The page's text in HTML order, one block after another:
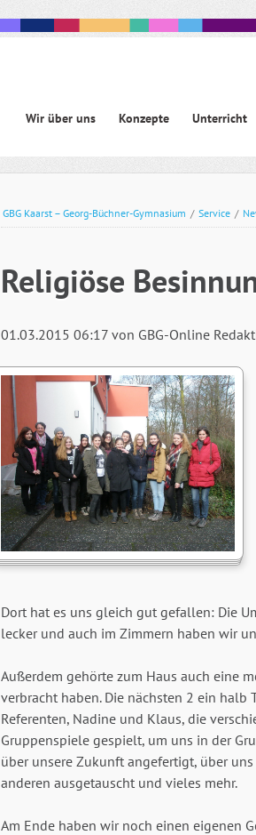
Navigation
Wir über uns Konzepte Unterricht
GBG Kaarst – Georg-Büchner-Gymnasium / Service /
Religiöse
01.03.2015 06:17 von GBG-Online
Dort hat es uns gleich gut gefallen: Die
lecker und auch im Zimmern haben wir
Außerdem gehörte zum Haus auch eine
verbracht haben. Die nächsten 2 ein halb
Referenten, Nadine und Klaus, die
Gruppenspiele gespielt, um uns in der
über unsere Zukunft angefertigt, über
anderen ausgetauscht und vieles mehr.
Am Ende haben wir noch einen eigenen